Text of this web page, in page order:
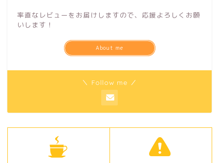
率直なレビューをお届けしますので、応援よろしくお願
いします！
About me
＼ Follow me ／